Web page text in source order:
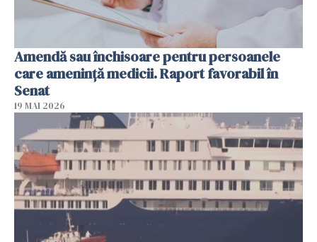
Amendă sau închisoare pentru persoanele
care ameninţă medicii. Raport favorabil în
Senat
19 MAI 2026